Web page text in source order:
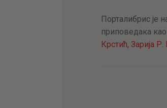
Порталибрис је
приповедака
Крстић, Зарија